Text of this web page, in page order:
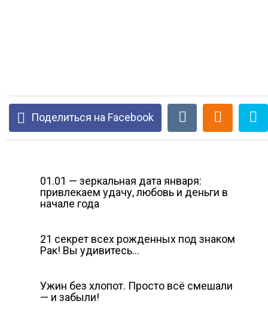
Поделиться на Facebook
01.01 — зеркальная дата января:
привлекаем удачу, любовь и деньги в
начале года
21 секрет всех рожденных под знаком
Рак! Вы удивитесь…
Ужин без хлопот. Просто всё смешали
— и забыли!